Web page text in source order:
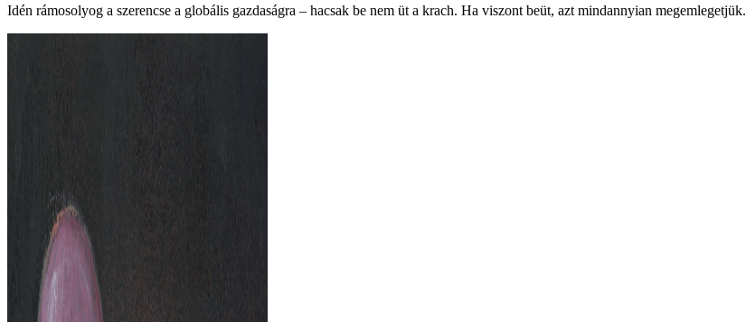
Idén rámosolyog a szerencse a globális gazdaságra – hacsak be nem üt a krach. Ha viszont beüt, azt mindannyian megemlegetjük.